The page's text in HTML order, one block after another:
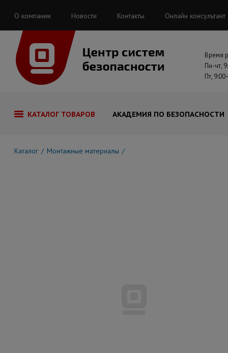
О компании Новости Контакты Онлайн консультант
Время
Пн-чт,
Пт,
КАТАЛОГ ТОВАРОВ АКАДЕМИЯ ПО БЕЗОПАСНОСТИ
Каталог Монтажные материалы